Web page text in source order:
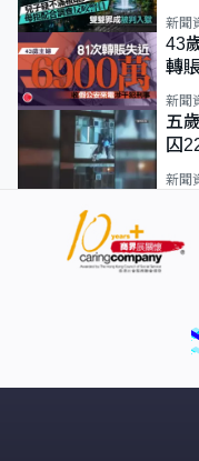
新聞
43
轉
新聞
五
囚
新聞